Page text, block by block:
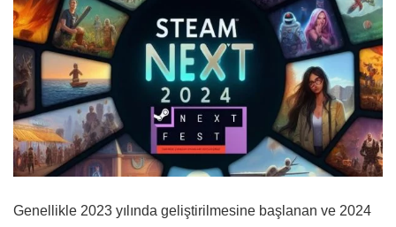
Genellikle 2023 yılında geliştirilmesine başlanan ve 2024